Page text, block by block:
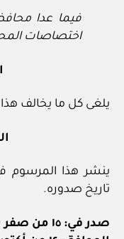
فيما عدا
اختصاصات
يلغى كل ما يخالف
ينشر هذا المرسوم
تاريخ صدوره.
صدر في: ١٥ من صفر سنة ١٤٤١هـ